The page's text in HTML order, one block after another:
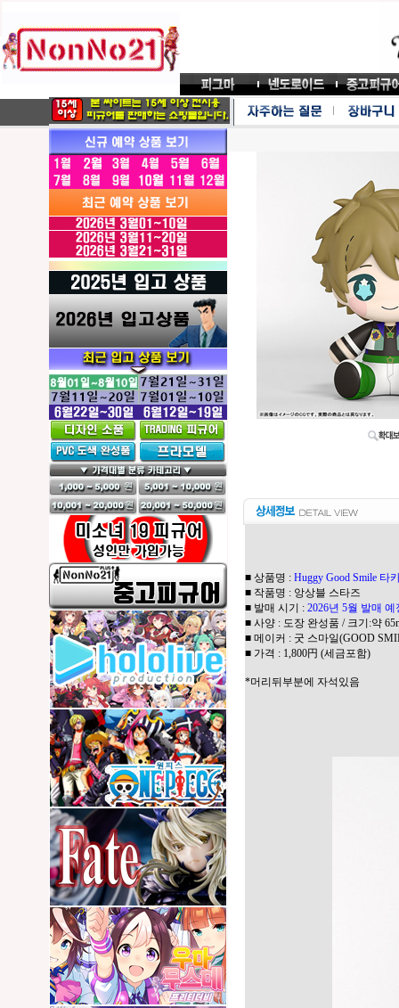
■ 상품명 : Huggy Good Smile 타
■ 작품명 : 앙상블 스타즈
■ 발매 시기 : 2026년 5월 발매
■ 사양 : 도장 완성품 / 크기:약
■ 메이커 : 굿 스마일(GOOD
■ 가격 : 1,800円 (세금포함)
*머리뒤부분에 자석있음